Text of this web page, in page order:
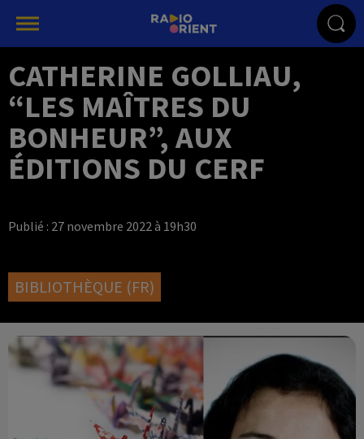
CATHERINE GOLLIAU,
“LES MAÎTRES DU
BONHEUR”, AUX
ÉDITIONS DU CERF
Publié : 27 novembre 2022 à 19h30
BIBLIOTHÈQUE (FR)